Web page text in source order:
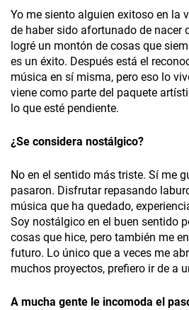
Yo me siento alguien exitoso en la
de haber sido afortunado de nacer
logré un montón de cosas que
es un éxito. Después está el
música en sí misma, pero eso lo
viene como parte del paquete
lo que esté pendiente.
¿Se considera nostálgico?
No en el sentido más triste. Sí me
pasaron. Disfrutar repasando
música que ha quedado,
Soy nostálgico en el buen sentido
cosas que hice, pero también me
futuro. Lo único que a veces me
muchos proyectos, prefiero ir de a
A mucha gente le incomoda el